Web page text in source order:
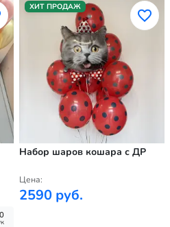
ХИТ ПРОДАЖ
Набор шаров кошара с ДР
Цена:
2590 руб.